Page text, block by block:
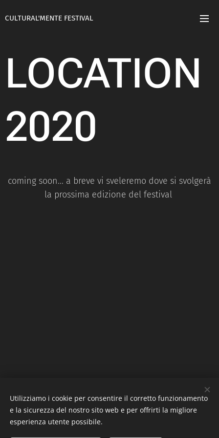
CULTURAL'MENTE FESTIVAL
LOCATION
2020
coming soon... a breve vi sveleremo dove si svolgerà
la prossima edizione del festival
Utilizziamo i cookie per consentire il corretto funzionamento
e la sicurezza del nostro sito web e per offrirti la migliore
esperienza utente possibile.